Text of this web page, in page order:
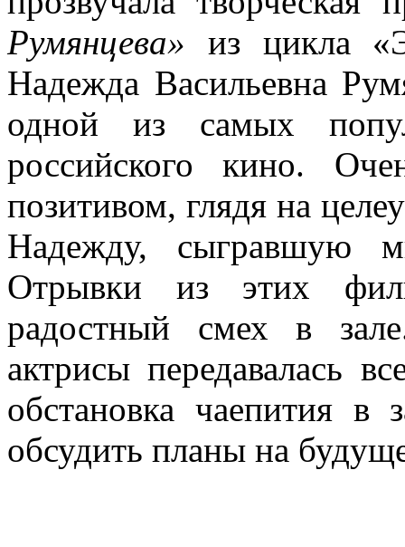
Румянцева» из цикла
Надежда Васильевна
одной из самых
российского кино.
позитивом, глядя на
Надежду, сыгравшую
Отрывки из этих
радостный смех в
актрисы передавалась
обстановка чаепития в
обсудить планы на